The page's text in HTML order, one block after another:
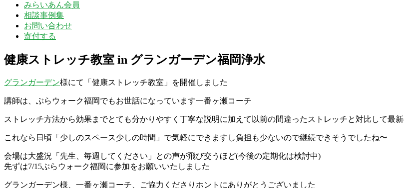
みらいあん会員
相談事例集
お問い合わせ
寄付する
健康ストレッチ教室 in グランガーデン福岡浄水
グランガーデン様にて「健康ストレッチ教室」を開催しました
講師は、ぶらウォーク福岡でもお世話になっています一番ヶ瀬コーチ
ストレッチ方法から効果までとても分かりやすく丁寧な説明に加えて 以前の間違ったストレッチと対比して最
これなら日頃「少しのスペース少しの時間」で気軽にできますし負担も少ないので継続できそうでしたね〜
会場は大盛況 「先生、毎週してください」との声が飛び交うほど(今後の定期化は検討中)
先ずは7/15ぶらウォーク福岡に参加をお願いいたしました
グランガーデン様、一番ヶ瀬コーチ、ご協力くださりホントにありがとうございました